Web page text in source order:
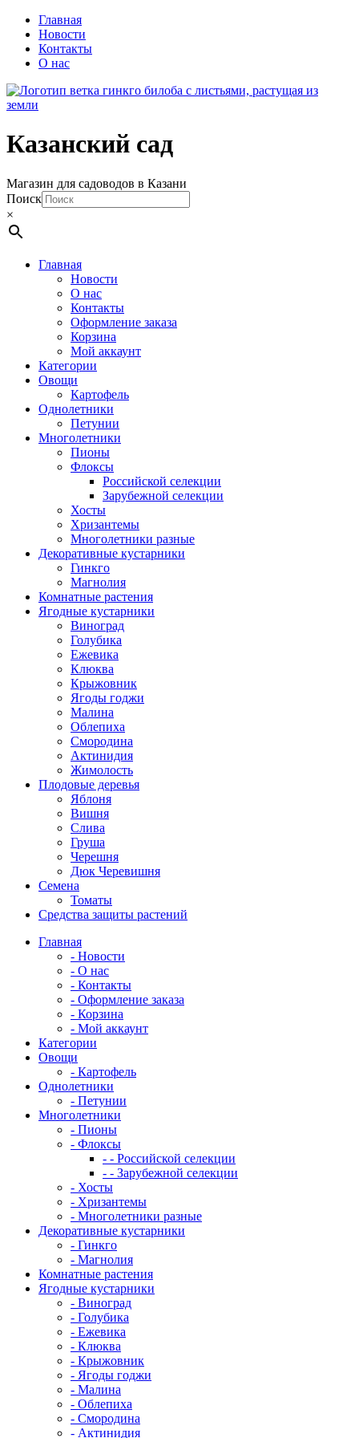
Главная
Новости
Контакты
О нас
Казанский сад
Магазин для садоводов в Казани
Поиск
×
Главная
Новости
О нас
Контакты
Оформление заказа
Корзина
Мой аккаунт
Категории
Овощи
Картофель
Однолетники
Петунии
Многолетники
Пионы
Флоксы
Российской селекции
Зарубежной селекции
Хосты
Хризантемы
Многолетники разные
Декоративные кустарники
Гинкго
Магнолия
Комнатные растения
Ягодные кустарники
Виноград
Голубика
Ежевика
Клюква
Крыжовник
Ягоды годжи
Малина
Облепиха
Смородина
Актинидия
Жимолость
Плодовые деревья
Яблоня
Вишня
Слива
Груша
Черешня
Дюк Черевишня
Семена
Томаты
Средства защиты растений
Главная
- Новости
- О нас
- Контакты
- Оформление заказа
- Корзина
- Мой аккаунт
Категории
Овощи
- Картофель
Однолетники
- Петунии
Многолетники
- Пионы
- Флоксы
- - Российской селекции
- - Зарубежной селекции
- Хосты
- Хризантемы
- Многолетники разные
Декоративные кустарники
- Гинкго
- Магнолия
Комнатные растения
Ягодные кустарники
- Виноград
- Голубика
- Ежевика
- Клюква
- Крыжовник
- Ягоды годжи
- Малина
- Облепиха
- Смородина
- Актинидия